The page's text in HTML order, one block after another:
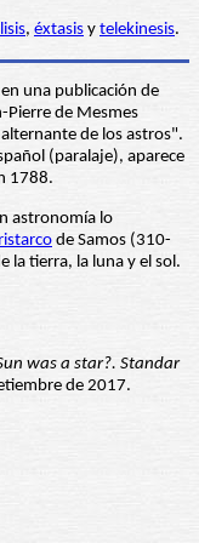
, éxtasis y telekinesis.
en una publicación de
Pierre de Mesmes
de los astros".
(paralaje), aparece
1788.
astronomía lo
de Samos (310-
la tierra, la luna y el sol.
was a star?. Standar
de 2017.